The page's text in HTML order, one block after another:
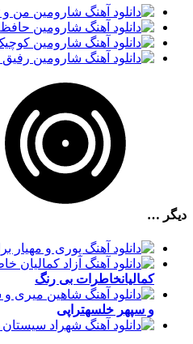
دیگر …
کمالیانخاطرات بی رنگ
و سپهر خلسهتراپی